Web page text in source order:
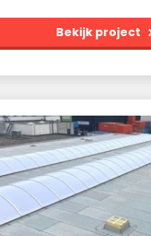
Bekijk project